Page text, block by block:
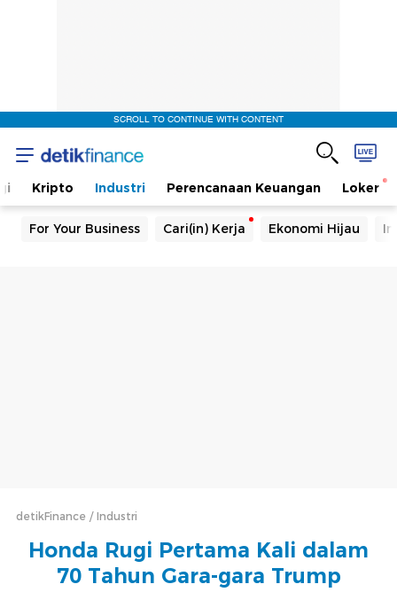
SCROLL TO CONTINUE WITH CONTENT
Kripto Industri Perencanaan Keuangan Loker
For Your Business Cari(in) Kerja Ekonomi Hijau
detikFinance Industri
Honda Rugi Pertama Kali dalam
70 Tahun Gara-gara Trump